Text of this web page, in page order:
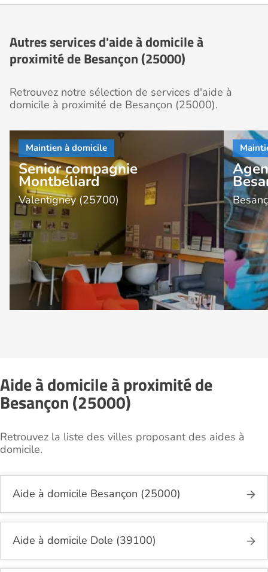
Autres services d'aide à domicile à
proximité de Besançon (25000)
Retrouvez notre sélection de services d'aide à
domicile à proximité de Besançon (25000).
Senior compagnie
Montbéliard
Valentigney (25700)
Aide à domicile à proximité de
Besançon (25000)
Retrouvez la liste des villes proposant des aides à
domicile.
Aide à domicile Besançon (25000)
Aide à domicile Dole (39100)